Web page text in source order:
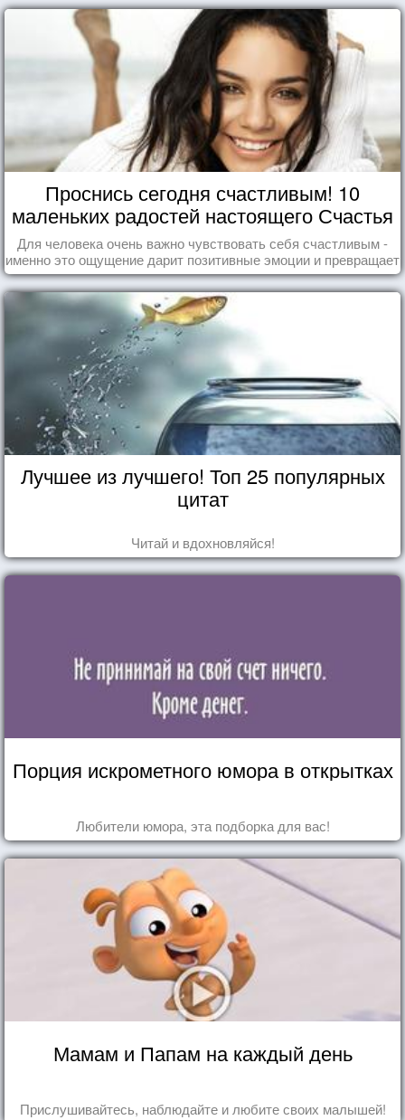
Проснись сегодня счастливым! 10
маленьких радостей настоящего Счастья
Для человека очень важно чувствовать себя счастливым -
именно это ощущение дарит позитивные эмоции и превращает
каждый день в маленький праздник.
Лучшее из лучшего! Топ 25 популярных
цитат
Читай и вдохновляйся!
Порция искрометного юмора в открытках
Любители юмора, эта подборка для вас!
Мамам и Папам на каждый день
Прислушивайтесь, наблюдайте и любите своих малышей!